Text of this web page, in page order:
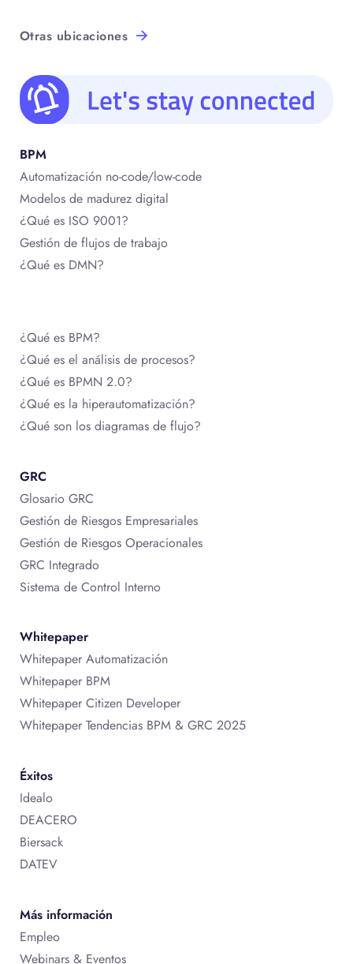
Otras ubicaciones
BPM
Automatización no-code/low-code
Modelos de madurez digital
¿Qué es ISO 9001?
Gestión de flujos de trabajo
¿Qué es DMN?
¿Qué es BPM?
¿Qué es el análisis de procesos?
¿Qué es BPMN 2.0?
¿Qué es la hiperautomatización?
¿Qué son los diagramas de flujo?
GRC
Glosario GRC
Gestión de Riesgos Empresariales
Gestión de Riesgos Operacionales
GRC Integrado
Sistema de Control Interno
Whitepaper
Whitepaper Automatización
Whitepaper BPM
Whitepaper Citizen Developer
Whitepaper Tendencias BPM & GRC 2025
Éxitos
Idealo
DEACERO
Biersack
DATEV
Más información
Empleo
Webinars & Eventos